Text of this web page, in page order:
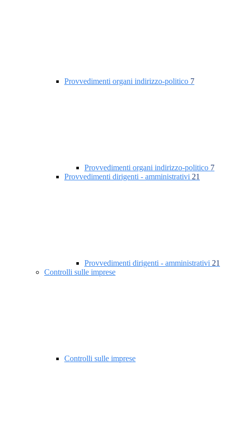
Provvedimenti organi indirizzo-politico 7
Provvedimenti organi indirizzo-politico 7
Provvedimenti dirigenti - amministrativi 21
Provvedimenti dirigenti - amministrativi 21
Controlli sulle imprese
Controlli sulle imprese